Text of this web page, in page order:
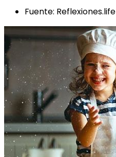
Fuente: Reflexiones.life